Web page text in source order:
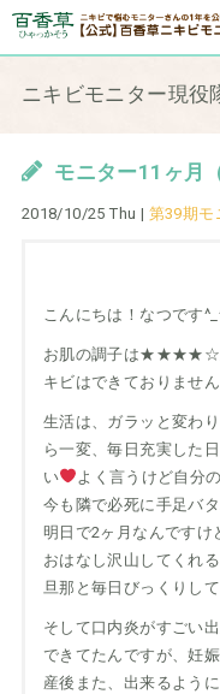
ニキビモニター現役
モニター11ヶ月
2018/10/25 Thu | 第39期モ
こんにちは！なつです
お肌の調子は★★★★☆
キビはできておりませ
生活は、ガラッと変わ
ら一変、毎日充実した
い
よく言うけど自分
今も隣で必死に手足バ
明日で2ヶ月なんですけ
おはなし沢山してくれ
旦那と毎日びっくりして
そして口内炎がすごい
できてたんですが、妊
産後また、出来るよう